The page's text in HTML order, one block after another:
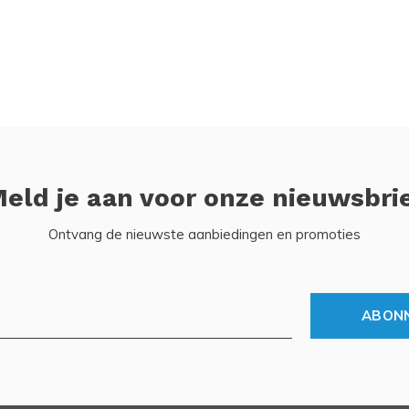
je aan voor onze
Ontvang de nieuwste aanbiedingen en promoties